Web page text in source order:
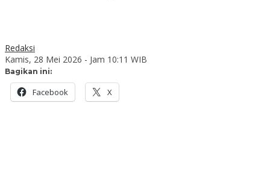
Redaksi
Kamis, 28 Mei 2026 - Jam 10:11 WIB
Bagikan ini:
Facebook X